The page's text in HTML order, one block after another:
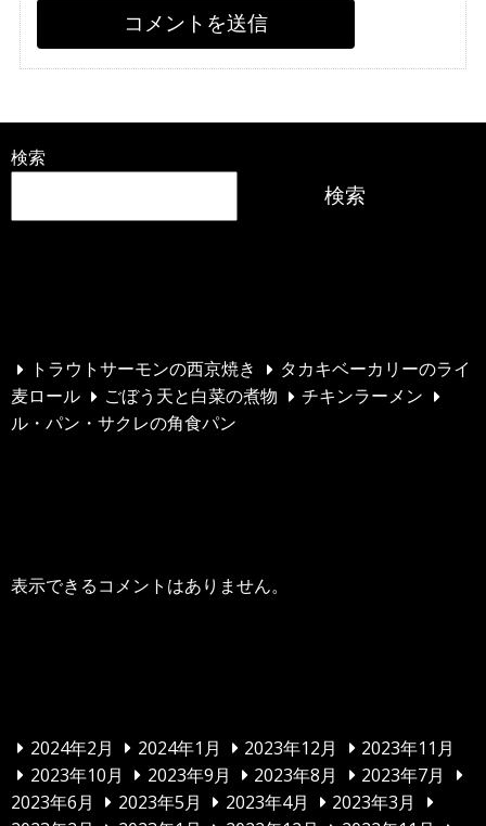
検索
検索
トラウトサーモンの西京焼き
タカキベーカリーのライ
麦ロール
ごぼう天と白菜の煮物
チキンラーメン
ル・パン・サクレの角食パン
表示できるコメントはありません。
2024年2月 2024年1月 2023年12月
2023年11月
2023年10月
2023年9月 2023年8月
2023年7月
2023年6月
2023年5月 2023年4月
2023年3月